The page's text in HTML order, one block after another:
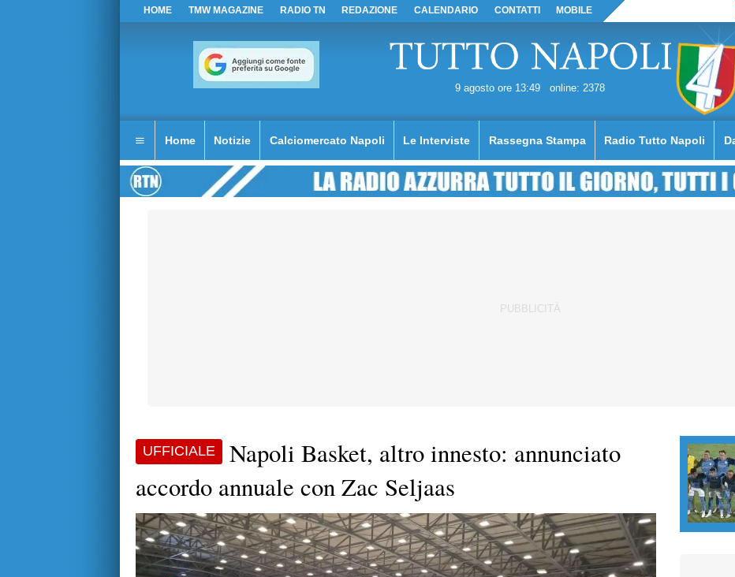
HOME TMW MAGAZINE RADIO TN REDAZIONE CALENDARIO CONTATTI MOBILE
9 agosto ore 13:49 online: 2378
Home Notizie Calciomercato Napoli Le Interviste Rassegna Stampa Radio Tutto Napoli
UFFICIALE
Napoli Basket, altro innesto: annunciato
accordo annuale con Zac Seljaas